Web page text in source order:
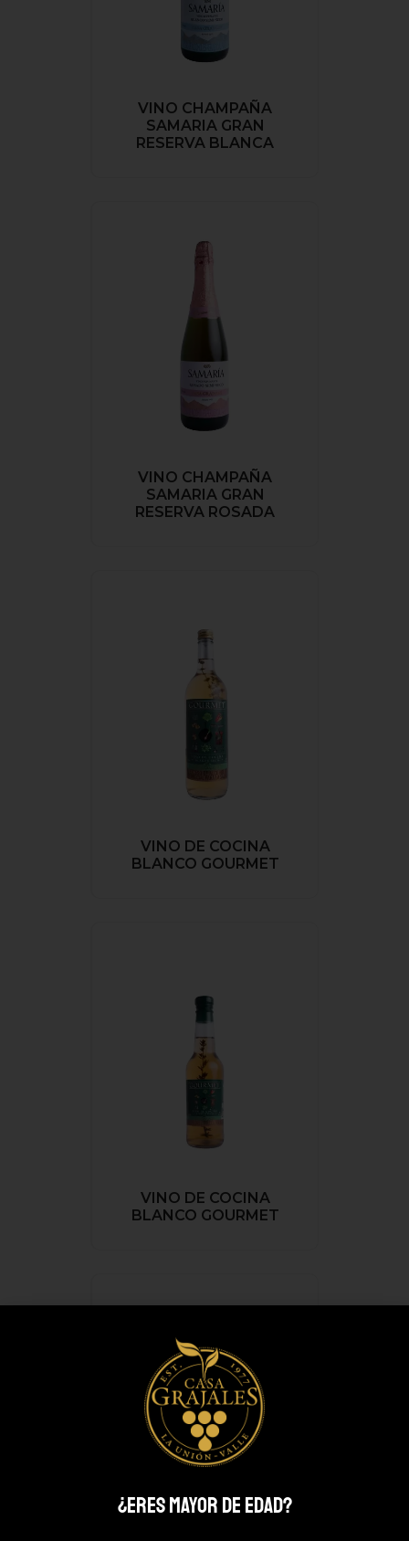
VINO CHAMPAÑA
SAMARIA GRAN
RESERVA BLANCA
VINO CHAMPAÑA
SAMARIA GRAN
RESERVA ROSADA
VINO DE COCINA
BLANCO GOURMET
VINO DE COCINA
BLANCO GOURMET
¿ERES MAYOR DE EDAD?